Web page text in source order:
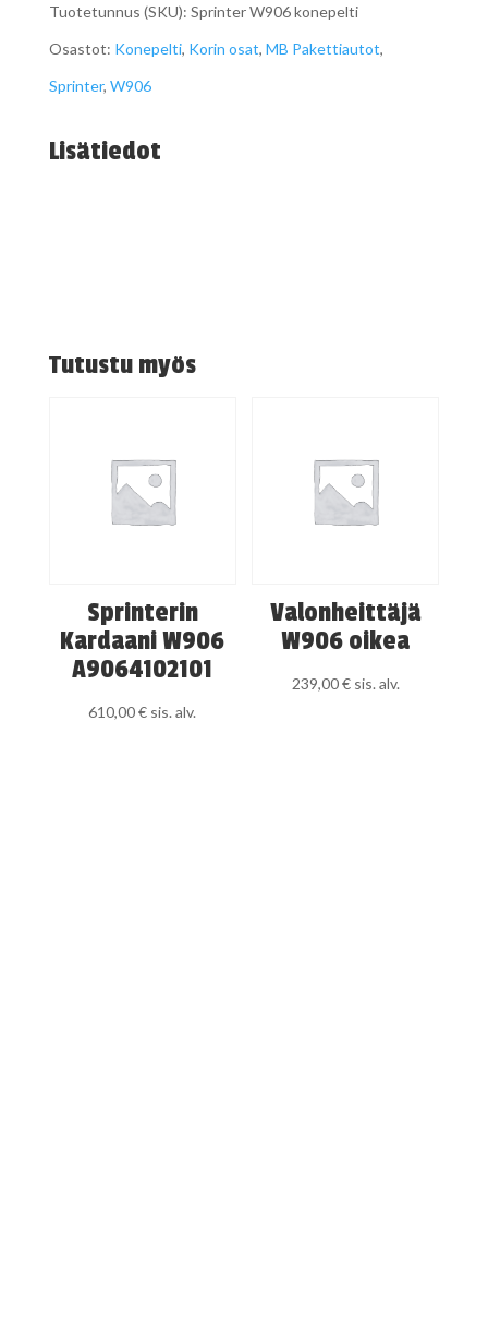
määrä
Tuotetunnus (SKU): Sprinter W906 konepelti
Osastot: Konepelti, Korin osat, MB Pakettiautot,
Sprinter, W906
Lisätiedot
Tutustu myös
Sprinterin
Kardaani W906
A9064102101
610,00€ sis. alv.
Valonheittäjä
W906 oikea
239,00€ sis. alv.